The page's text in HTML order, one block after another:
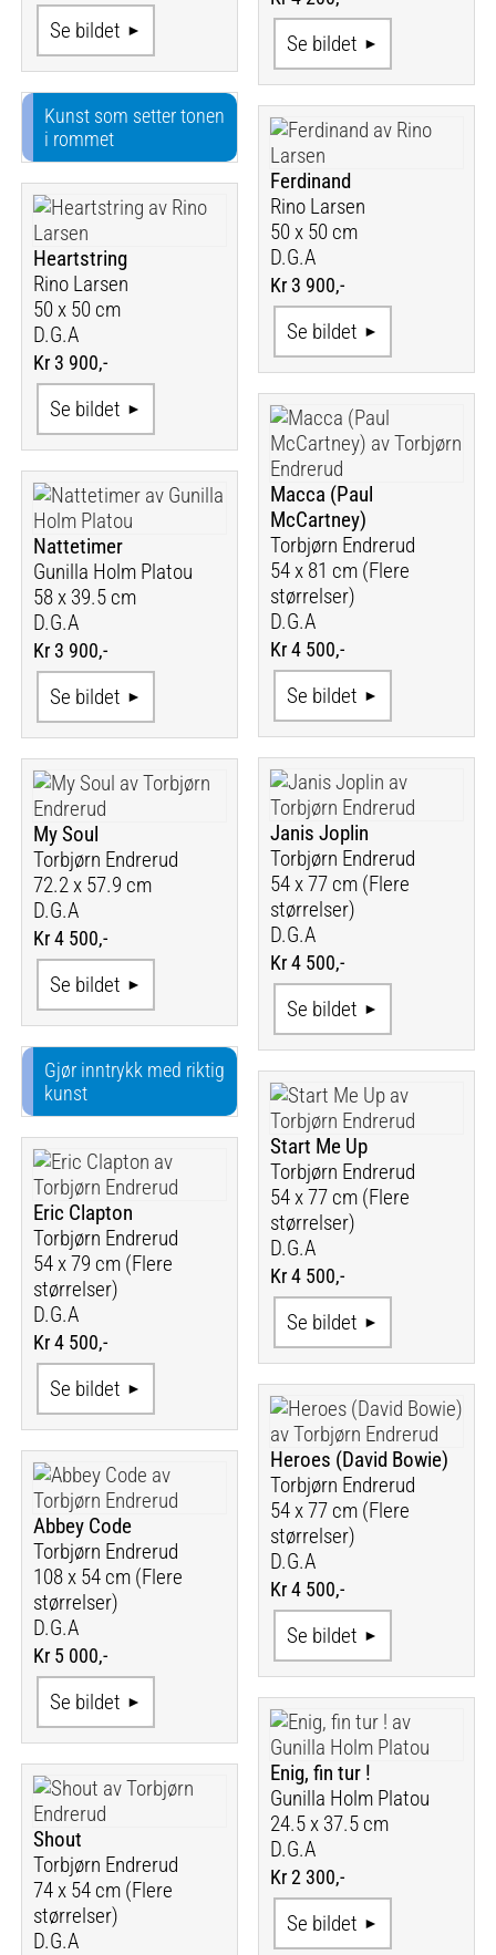
Se bildet
Se bildet
Kunst som setter tonen
i rommet
Ferdinand
Rino Larsen
50 x 50 cm
D.G.A
Kr 3 900,-
Se bildet
Heartstring
Rino Larsen
50 x 50 cm
D.G.A
Kr 3 900,-
Se bildet
Macca (Paul
McCartney)
Torbjørn Endrerud
54 x 81 cm (Flere
størrelser)
D.G.A
Kr 4 500,-
Se bildet
Nattetimer
Gunilla Holm Platou
58 x 39.5 cm
D.G.A
Kr 3 900,-
Se bildet
Janis Joplin
Torbjørn Endrerud
54 x 77 cm (Flere
størrelser)
D.G.A
Kr 4 500,-
Se bildet
My Soul
Torbjørn Endrerud
72.2 x 57.9 cm
D.G.A
Kr 4 500,-
Se bildet
Gjør inntrykk med riktig
kunst
Start Me Up
Torbjørn Endrerud
54 x 77 cm (Flere
størrelser)
D.G.A
Kr 4 500,-
Se bildet
Eric Clapton
Torbjørn Endrerud
54 x 79 cm (Flere
størrelser)
D.G.A
Kr 4 500,-
Se bildet
Heroes (David Bowie)
Torbjørn Endrerud
54 x 77 cm (Flere
størrelser)
D.G.A
Kr 4 500,-
Se bildet
Abbey Code
Torbjørn Endrerud
108 x 54 cm (Flere
størrelser)
D.G.A
Kr 5 000,-
Se bildet
Enig, fin tur !
Gunilla Holm Platou
24.5 x 37.5 cm
D.G.A
Kr 2 300,-
Se bildet
Shout
Torbjørn Endrerud
74 x 54 cm (Flere
størrelser)
D.G.A